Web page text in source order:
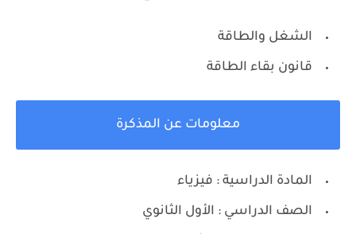
الشغل والطاقة
قانون بقاء الطاقة
معلومات عن المذكرة
المادة الدراسية : فيزياء
الصف الدراسي : الأول الثانوي